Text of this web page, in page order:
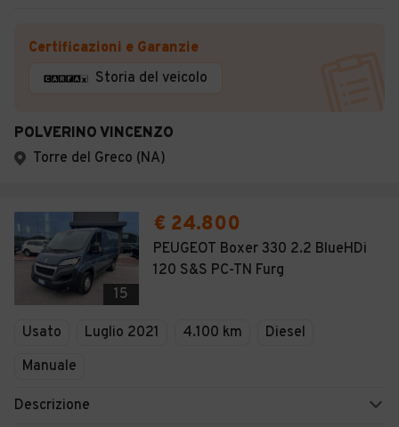
Certificazioni e Garanzie
Storia del veicolo
POLVERINO VINCENZO
Torre del Greco (NA)
15
€ 24.800
PEUGEOT Boxer 330 2.2 BlueHDi
120 S&S PC-TN Furg
Usato Luglio 2021 4.100 km
Diesel
Manuale
Descrizione